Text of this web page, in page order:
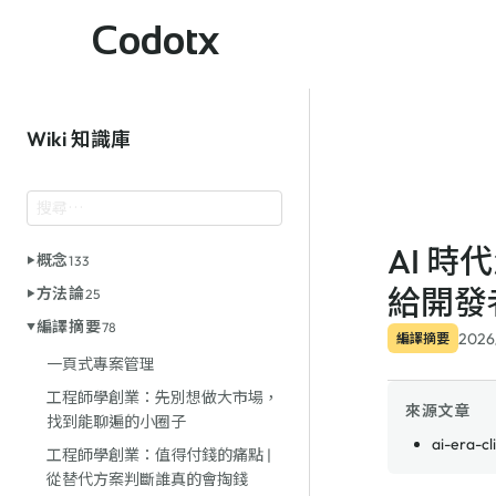
Codotx
Wiki 知識庫
概念133
方法論25
編譯摘要78
一頁式專案管理
工程師學創業：先別想做大市場，
找到能聊遍的小圈子
工程師學創業：值得付錢的痛點 |
從替代方案判斷誰真的會掏錢
AI 時
給開發
編譯摘要
來源文章
ai-era-